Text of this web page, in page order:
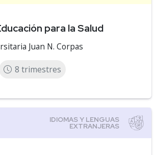
para la Salud
Juan N. Corpas
8 trimestres